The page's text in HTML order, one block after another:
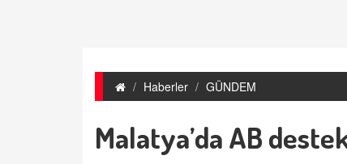
Haberler GÜNDEM
Malatya’da AB